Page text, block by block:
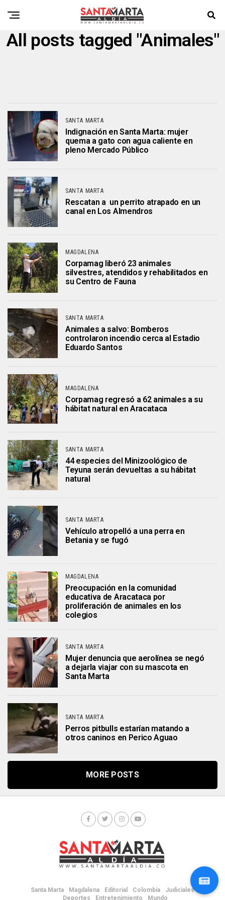
All posts tagged "Animales"
SANTA MARTA
Indignación en Santa Marta: mujer
quema a gato con agua caliente en
pleno Mercado Público
SANTA MARTA
Rescatan a un perrito atrapado en un
canal en Los Almendros
MAGDALENA
Corpamag liberó 23 animales
silvestres, atendidos y rehabilitados en
su Centro de Fauna
SANTA MARTA
Animales a salvo: Bomberos
controlaron incendio cerca al Estadio
Eduardo Santos
MAGDALENA
Corpamag regresó a 62 animales a su
hábitat natural en Aracataca
SANTA MARTA
44 especies del Minizoológico de
Teyuna serán devueltas a su hábitat
natural
SANTA MARTA
Vehículo atropelló a una perra en
Betania y se fugó
MAGDALENA
Preocupación en la comunidad
educativa de Aracataca por
proliferación de animales en los
colegios
SANTA MARTA
Mujer denuncia que aerolínea se negó
a dejarla viajar con su mascota en
Santa Marta
SANTA MARTA
Perros pitbulls estarían matando a
otros caninos en Perico Aguao
MORE POSTS
Santa Marta Magdalena Editorial Colombia
Judiciales
Deportes
Entretenimiento Mundo